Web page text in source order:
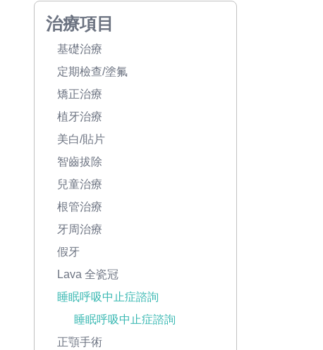
治療項目
基礎治療
定期檢查/塗氟
矯正治療
植牙治療
美白/貼片
智齒拔除
兒童治療
根管治療
牙周治療
假牙
Lava 全瓷冠
睡眠呼吸中止症諮詢
睡眠呼吸中止症諮詢
正顎手術